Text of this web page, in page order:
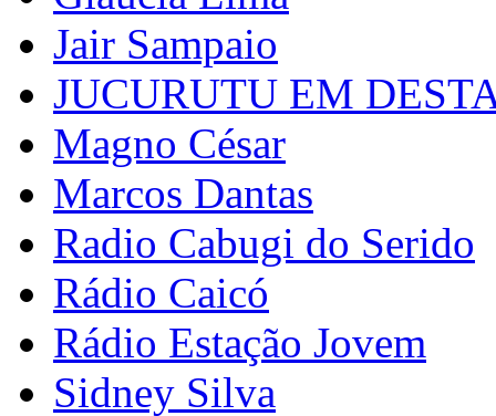
Jair Sampaio
JUCURUTU EM
Magno César
Marcos Dantas
Radio Cabugi do Serido
Rádio Caicó
Rádio Estação Jovem
Sidney Silva